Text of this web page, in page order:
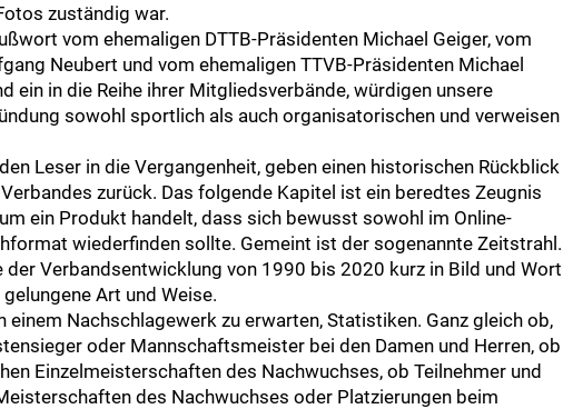
zuständig war.
vom ehemaligen DTTB-Präsidenten Michael Geiger, vom
Neubert und vom ehemaligen TTVB-Präsidenten Michael
ein in die Reihe ihrer Mitgliedsverbände, würdigen unsere
sowohl sportlich als auch organisatorischen und verweisen
Leser in die Vergangenheit, geben einen historischen Rückblick
zurück. Das folgende Kapitel ist ein beredtes Zeugnis
ein Produkt handelt, dass sich bewusst sowohl im Online-
wiederfinden sollte. Gemeint ist der sogenannte Zeitstrahl.
Verbandsentwicklung von 1990 bis 2020 kurz in Bild und Wort
Art und Weise.
Nachschlagewerk zu erwarten, Statistiken. Ganz gleich ob,
oder Mannschaftsmeister bei den Damen und Herren, ob
Einzelmeisterschaften des Nachwuchses, ob Teilnehmer und
des Nachwuchses oder Platzierungen beim